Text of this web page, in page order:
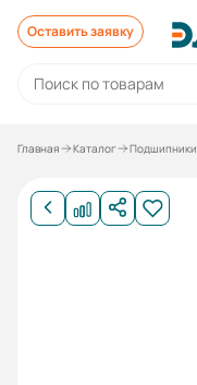
Оставить заявку
Главная Каталог Подшипники